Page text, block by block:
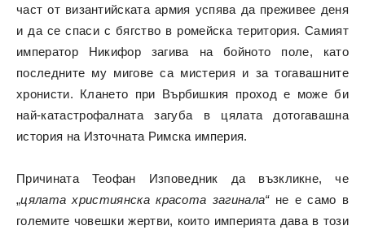
част от византийската армия успява да преживее деня
и да се спаси с бягство в ромейска територия. Самият
император Никифор загива на бойното поле, като
последните му мигове са мистерия и за тогавашните
хронисти. Клането при Върбишкия проход е може би
най-катастрофалната загуба в цялата дотогавашна
история на Източната Римска империя.
Причината Теофан Изповедник да възкликне, че
„цялата християнска красота загинала“ не е само в
големите човешки жертви, които империята дава в този